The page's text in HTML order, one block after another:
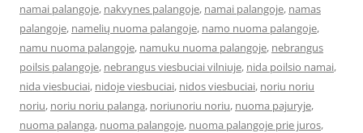
namai palangoje, nakvynes palangoje, namai palangoje, namas
palangoje, namelių nuoma palangoje, namo nuoma palangoje,
namu nuoma palangoje, namuku nuoma palangoje, nebrangus
poilsis palangoje, nebrangus viesbuciai vilniuje, nida poilsio namai,
nida viesbuciai, nidoje viesbuciai, nidos viesbuciai, noriu noriu
noriu, noriu noriu palanga, noriunoriu noriu, nuoma pajuryje,
nuoma palanga, nuoma palangoje, nuoma palangoje prie juros,